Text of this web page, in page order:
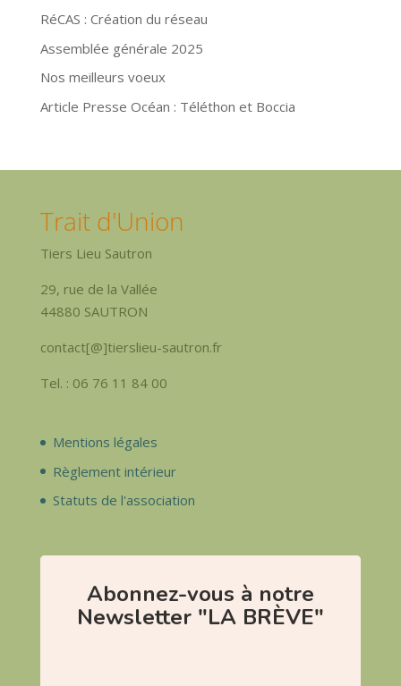
RéCAS : Création du réseau
Assemblée générale 2025
Nos meilleurs voeux
Article Presse Océan : Téléthon et Boccia
Trait d'Union
Tiers Lieu Sautron
29, rue de la Vallée
44880 SAUTRON
contact[@]tierslieu-sautron.fr
Tel. : 06 76 11 84 00
Mentions légales
Règlement intérieur
Statuts de l'association
Abonnez-vous à notre
Newsletter "LA BRÈVE"